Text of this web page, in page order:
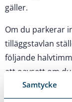
Samtycke
gäller.
Om du parkerar
tilläggstavlan
följande
att oavsett om
klockslag som